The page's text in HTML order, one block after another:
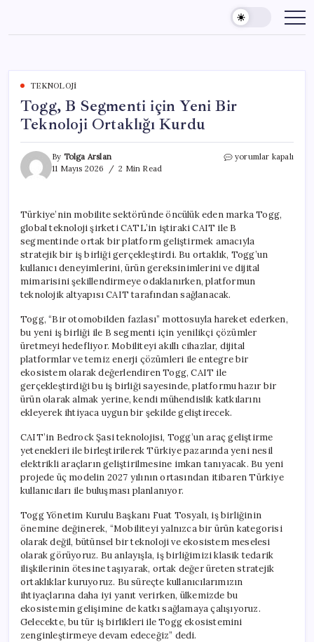
content
TEKNOLOJI
Togg, B Segmenti için Yeni Bir
Teknoloji Ortaklığı Kurdu
By Tolga Arslan
11 Mayıs 2026
2 Min Read
Togg,
Bir
Teknoloji
Ortaklığı
Kurdu
için
yorumlar kapalı
Türkiye’nin mobilite sektöründe öncülük eden marka Togg,
global teknoloji şirketi CATL’in iştiraki CAIT ile B
segmentinde ortak bir platform geliştirmek amacıyla
stratejik bir iş birliği gerçekleştirdi. Bu ortaklık, Togg’un
kullanıcı deneyimlerini, ürün gereksinimlerini ve dijital
mimarisini şekillendirmeye odaklanırken, platformun
teknolojik altyapısı CAIT tarafından sağlanacak.
Togg, “Bir otomobilden fazlası” mottosuyla hareket ederken,
bu yeni iş birliği ile B segmenti için yenilikçi çözümler
üretmeyi hedefliyor. Mobiliteyi akıllı cihazlar, dijital
platformlar ve temiz enerji çözümleri ile entegre bir
ekosistem olarak değerlendiren Togg, CAIT ile
gerçekleştirdiği bu iş birliği sayesinde, platformu hazır bir
ürün olarak almak yerine, kendi mühendislik katkılarını
ekleyerek ihtiyaca uygun bir şekilde geliştirecek.
CAIT’in Bedrock Şasi teknolojisi, Togg’un araç geliştirme
yetenekleri ile birleştirilerek Türkiye pazarında yeni nesil
elektrikli araçların geliştirilmesine imkan tanıyacak. Bu yeni
projede üç modelin 2027 yılının ortasından itibaren Türkiye
kullanıcıları ile buluşması planlanıyor.
Togg Yönetim Kurulu Başkanı Fuat Tosyalı, iş birliğinin
önemine değinerek, “Mobiliteyi yalnızca bir ürün kategorisi
olarak değil, bütünsel bir teknoloji ve ekosistem meselesi
olarak görüyoruz. Bu anlayışla, iş birliğimizi klasik tedarik
ilişkilerinin ötesine taşıyarak, ortak değer üreten stratejik
ortaklıklar kuruyoruz. Bu süreçte kullanıcılarımızın
ihtiyaçlarına daha iyi yanıt verirken, ülkemizde bu
ekosistemin gelişimine de katkı sağlamaya çalışıyoruz.
Gelecekte, bu tür iş birlikleri ile Togg ekosistemini
zenginleştirmeye devam edeceğiz” dedi.